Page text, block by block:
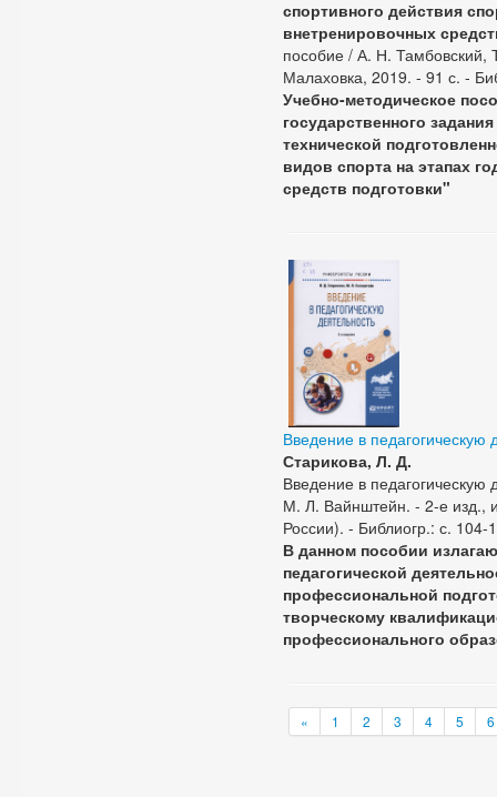
спортивного действия
внетренировочных
пособие / А. Н.
Малаховка, 2019. - 91 с. -
Учебно-методическое
государственного
технической
видов спорта на этапах
средств подготовки"
Введение в педагогическую
Старикова, Л. Д.
Введение в педагогическую
М. Л. Вайнштейн. - 2-е изд.,
России). - Библиогр.: с.
В данном пособии
педагогической
профессиональной
творческому
профессионального
« 1 2 3 4 5 6